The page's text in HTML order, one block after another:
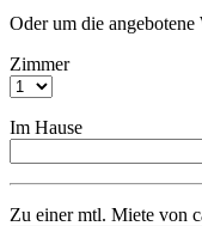
Oder um die angebotene
Zimmer
Im Hause
Zu einer mtl. Miete von